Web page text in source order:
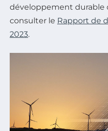
développement durable
consulter le Rapport de
2023.